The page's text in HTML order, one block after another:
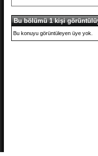
Bu bölümü 1 kişi
Bu konuyu görüntüleyen üye yok.